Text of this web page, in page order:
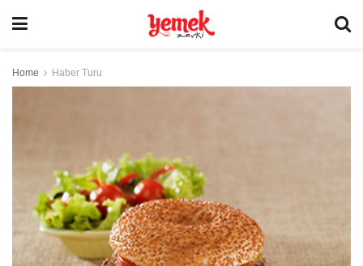
Home Haber Turu